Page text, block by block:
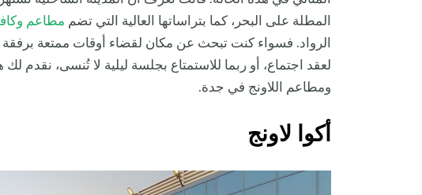
المطلة على البحر، كما بتراساتها العالية التي تضم مطاعم
الرواد. فسواء كنت تبحث عن مكان لقضاء أوقات ممتعة برفقة
لعقد اجتماع، أو ربما للاستمتاع بجلسة ليلية لا تُنسى، نقدم
ومطاعم اللاونج في جدة.
أكوا لاونج